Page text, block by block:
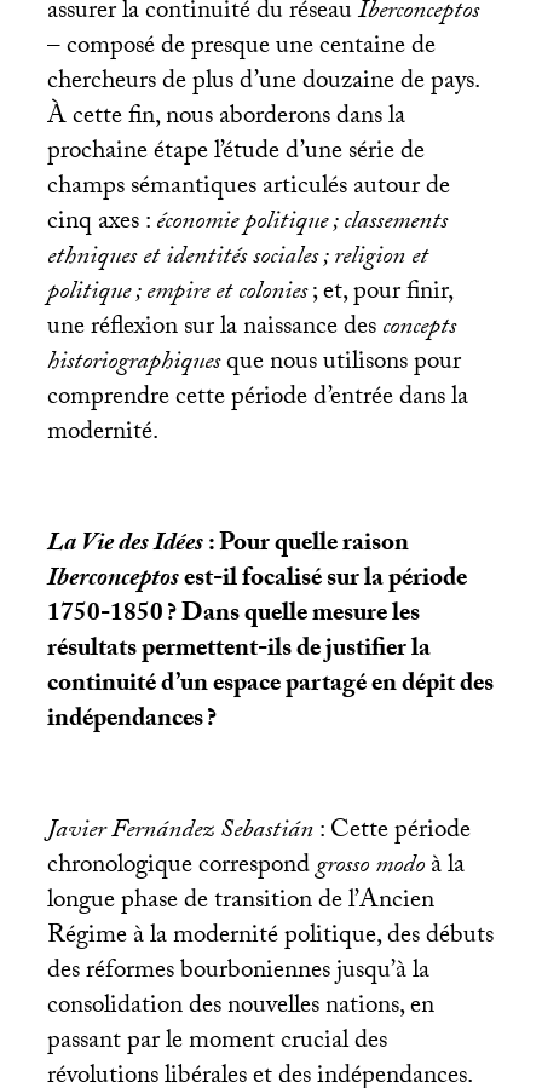
assurer la continuité du réseauIberconceptos
– composé de presque une centaine de
chercheurs de plus d’une douzaine de pays.
À cette fin, nous aborderons dans la
prochaine étape l’étude d’une série de
champs sémantiques articulés autour de
cinq axes :économie politique; classements
ethniques et identités sociales; religion et
politique; empire et colonies; et, pour finir,
une réflexion sur la naissance desconcepts
historiographiquesque nous utilisons pour
comprendre cette période d’entrée dans la
modernité.
La Vie des Idées: Pour quelle raison
Iberconceptosest-il focalisé sur la période
1750-1850? Dans quelle mesure les
résultats permettent-ils de justifier la
continuité d’un espace partagé en dépit des
indépendances?
Javier Fernández Sebastián: Cette période
chronologique correspondgrosso modoà la
longue phase de transition de l’Ancien
Régime à la modernité politique, des débuts
des réformes bourboniennes jusqu’à la
consolidation des nouvelles nations, en
passant par le moment crucial des
révolutions libérales et des indépendances.